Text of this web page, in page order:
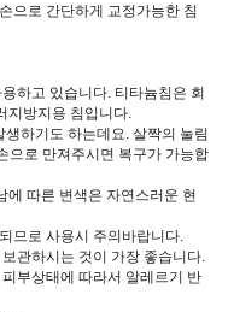
으로 간단하게 교정가능한 침
하고 있습니다. 티타늄침은 회
지방지용 침입니다.
하기도 하는데요. 살짝의 눌림
으로 만져주시면 복구가 가능합
에 따른 변색은 자연스러운 현
므로 사용시 주의바랍니다.
관하시는 것이 가장 좋습니다.
부상태에 따라서 알레르기 반